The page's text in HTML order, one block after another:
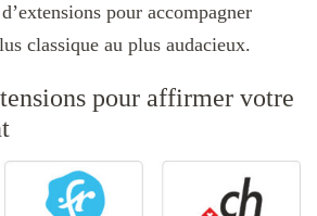
pour accompagner
classique au plus audacieux.
pour affirmer votre